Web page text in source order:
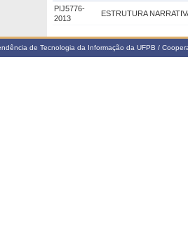
PIJ5776-
2013
ESTRUTURA
de Tecnologia da Informação da UFPB /